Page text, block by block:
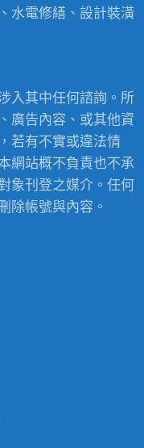
水電修繕、設計裝潢
入其中任何諮詢。所
廣告內容、或其他資
若有不實或違法情
網站概不負責也不承
象刊登之媒介。任何
除帳號與內容。